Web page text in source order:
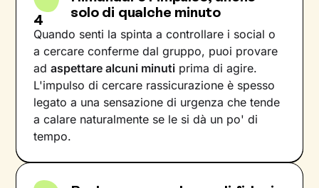
4
solo di qualche minuto
Quando senti la spinta a controllare i social o
a cercare conferme dal gruppo, puoi provare
adaspettare alcuni minuti prima di agire.
L'impulso di cercare rassicurazione è spesso
legato a una sensazione di urgenza che tende
a calare naturalmente se le si dà un po' di
tempo.